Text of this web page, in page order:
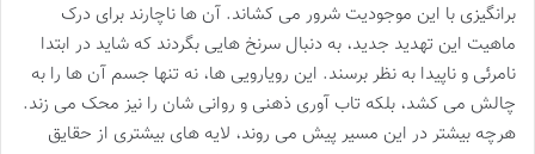
برانگیزی با این موجودیت شرور می کشاند. آن ها ناچارند برای درک
ماهیت این تهدید جدید، به دنبال سرنخ هایی بگردند که شاید در ابتدا
نامرئی و ناپیدا به نظر برسند. این رویارویی ها، نه تنها جسم آن ها را به
چالش می کشد، بلکه تاب آوری ذهنی و روانی شان را نیز محک می زند.
هرچه بیشتر در این مسیر پیش می روند، لایه های بیشتری از حقایق